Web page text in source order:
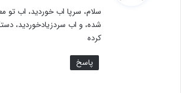
سلام، سرپا اب خوردید، اب تو
شده، و اب سردزیادخوردید،
کرده
پاسخ